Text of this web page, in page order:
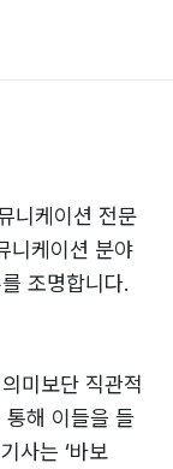
니케이션 전문
니케이션 분야
조명합니다.
미보단 직관적
해 이들을 들
사는 ‘바보